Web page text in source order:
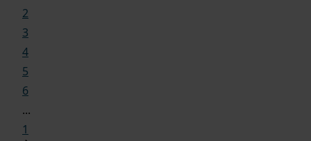
2
3
4
5
6
...
1